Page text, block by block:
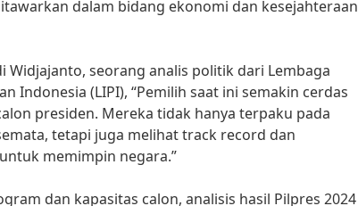
dalam bidang ekonomi dan kesejahteraan
Widjajanto, seorang analis politik dari Lembaga
Indonesia (LIPI), “Pemilih saat ini semakin cerdas
presiden. Mereka tidak hanya terpaku pada
tetapi juga melihat track record dan
memimpin negara.”
dan kapasitas calon, analisis hasil Pilpres 2024